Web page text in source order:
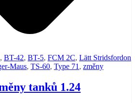
, BT-42, BT-5, FCM 2C, Lätt Stridsfordon
Maus, TS-60, Type 71 , změny
tanků 1.24